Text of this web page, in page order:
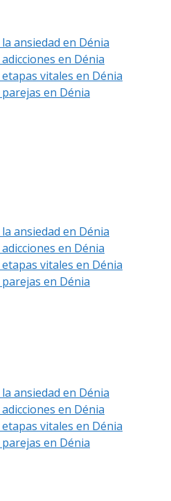
ansiedad en Dénia
en Dénia
vitales en Dénia
en Dénia
ansiedad en Dénia
en Dénia
vitales en Dénia
en Dénia
ansiedad en Dénia
en Dénia
vitales en Dénia
en Dénia